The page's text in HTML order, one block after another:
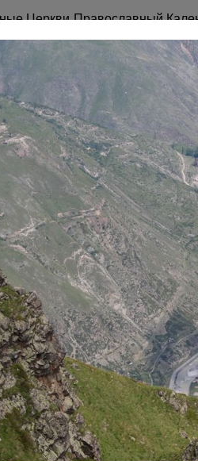
Церкви Православный
О
однако
лет назад
тут еще в